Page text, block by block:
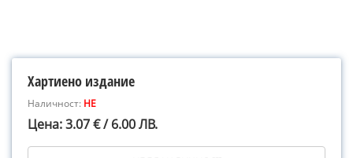
Хартиено издание
Наличност: НЕ
Цена: 3.07 € / 6.00 ЛВ.